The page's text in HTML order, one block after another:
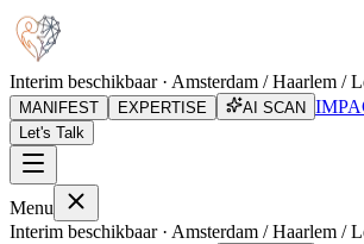
Interim beschikbaar · Amsterdam / Haarlem /
MANIFEST EXPERTISE AI SCAN
Let's Talk
Menu
Interim beschikbaar · Amsterdam / Haarlem /